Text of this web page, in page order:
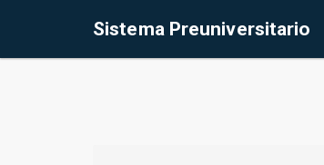
Sistema Preuniversitario